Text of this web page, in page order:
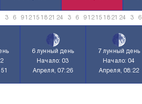
3 6 91215 18 21 24 3 6 91215 18 21 24 3 6
6 лунный день
Начало: 03
Апреля, 07:26
7 лунный день
Начало: 04
Апреля, 08:22